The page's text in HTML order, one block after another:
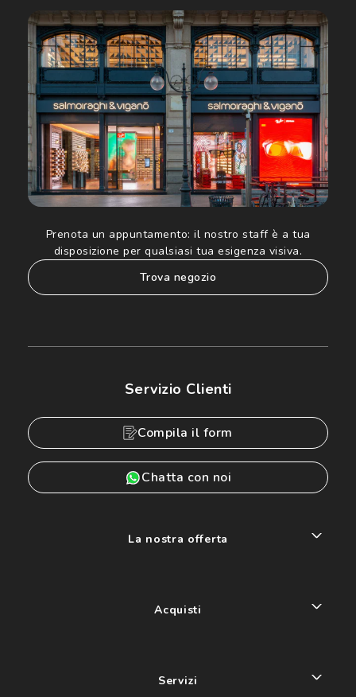
Cliccando su "Iscriviti", confermo di avere più di 16 anni e
acconsento all'utilizzo dei miei Dati Personali da parte di
Luxottica Group S.p.A. per l'invio di offerte speciali, novità
ed altre comunicazioni di carattere pubblicitario (consultare
Informativa sulla privacyper ulteriori informazioni).
Prenota un appuntamento: il nostro staff è a tua
disposizione per qualsiasi tua esigenza visiva.
trova negozio
Servizio Clienti
Compila il form
Chatta con noi
La nostra offerta
Acquisti
Servizi